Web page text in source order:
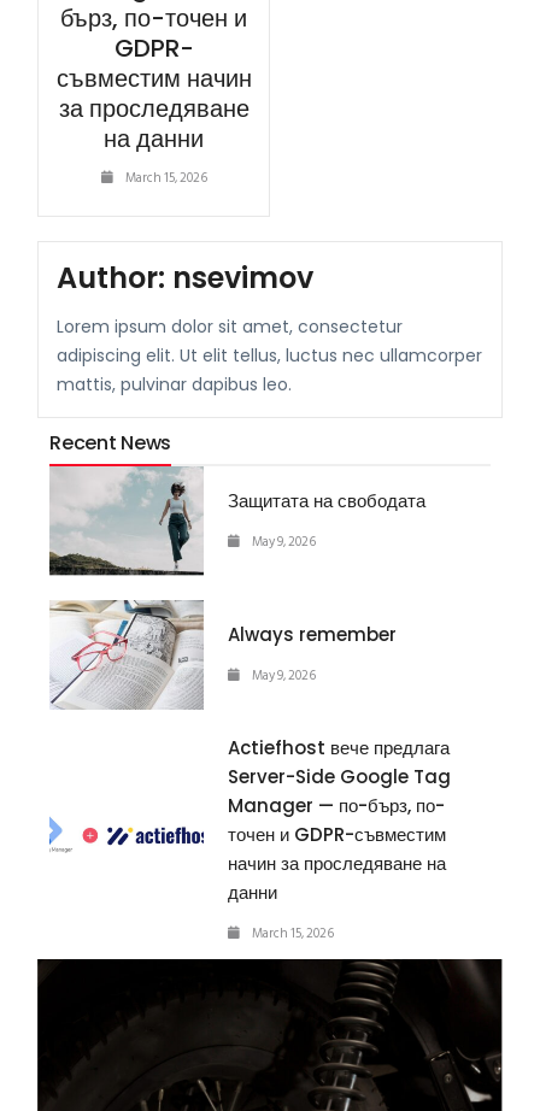
бърз, по-точен и
GDPR-
съвместим начин
за проследяване
на данни
March 15, 2026
Author: nsevimov
Lorem ipsum dolor sit amet, consectetur
adipiscing elit. Ut elit tellus, luctus nec ullamcorper
mattis, pulvinar dapibus leo.
Recent News
Защитата на свободата
May 9, 2026
Always remember
May 9, 2026
Actiefhost вече предлага
Server-Side Google Tag
Manager — по-бърз, по-
точен и GDPR-съвместим
начин за проследяване на
данни
March 15, 2026